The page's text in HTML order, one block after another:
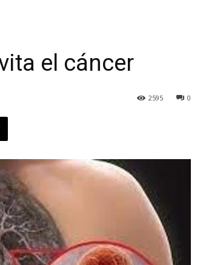
Digital
el cáncer
0
2595